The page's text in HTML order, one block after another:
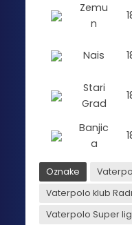
Zemu
n
Nais
Stari
Grad
Banjic
a
Oznake
Vaterpolo klub
Vaterpolo Super